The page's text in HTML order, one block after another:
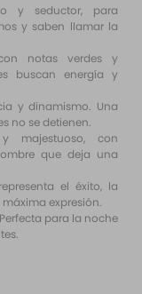
y seductor, para
y saben llamar la
notas verdes y
buscan energía y
y dinamismo. Una
no se detienen.
majestuoso, con
que deja una
el éxito, la
expresión.
para la noche